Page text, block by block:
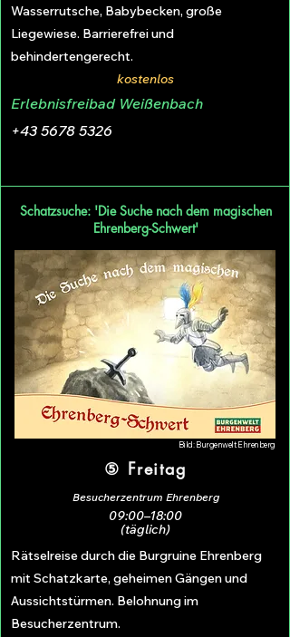
Wasserrutsche, Babybecken, große
Liegewiese. Barrierefrei und
behindertengerecht.
kostenlos
Erlebnisfreibad Weißenbach
+43 5678 5326
Schatzsuche: 'Die Suche nach dem magischen
Ehrenberg-Schwert'
Bild: Burgenwelt Ehrenberg
⑤ Freitag
Besucherzentrum Ehrenberg
09:00–18:00
(täglich)
Rätselreise durch die Burgruine Ehrenberg
mit Schatzkarte, geheimen Gängen und
Aussichtstürmen. Belohnung im
Besucherzentrum.